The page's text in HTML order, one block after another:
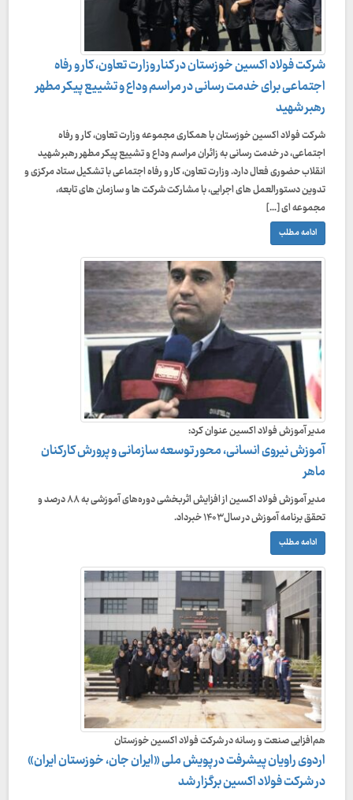
شرکت فولاد اکسین خوزستان در کنار وزارت تعاون، کار و رفاه
اجتماعی برای خدمت‌ رسانی در مراسم وداع و تشییع پیکر مطهر
رهبر شهید
شرکت فولاد اکسین خوزستان با همکاری مجموعه وزارت تعاون، کار و رفاه
اجتماعی، در خدمت‌ رسانی به زائران مراسم وداع و تشییع پیکر مطهر رهبر شهید
انقلاب حضوری فعال دارد. وزارت تعاون، کار و رفاه اجتماعی با تشکیل ستاد مرکزی و
تدوین دستورالعمل‌ های اجرایی، با مشارکت شرکت‌ ها و سازمان‌ های تابعه،
مجموعه‌ ای […]
ادامه مطلب
مدیر آموزش فولاد اکسین عنوان کرد:
آموزش نیروی انسانی، محور توسعه سازمانی و پرورش کارکنان
ماهر
مدیر آموزش فولاد اکسین از افزایش اثربخشی دوره‌های آموزشی به ۸۸ درصد و
تحقق برنامه آموزش در سال ۱۴۰۳ خبرداد.
ادامه مطلب
هم‌افزایی صنعت و رسانه در شرکت فولاد اکسین خوزستان
اردوی راویان پیشرفت در پویش ملی «ایران جان، خوزستان ایران»
در شرکت فولاد اکسین برگزار شد